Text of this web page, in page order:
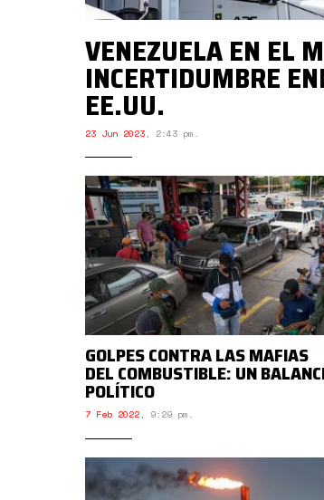
VENEZUELA EN EL
INCERTIDUMBRE
EE.UU.
23 Jun 2023, 2:43 pm.
GOLPES CONTRA LAS MAFIAS
DEL COMBUSTIBLE: UN
POLÍTICO
7 Feb 2022, 9:29 pm.